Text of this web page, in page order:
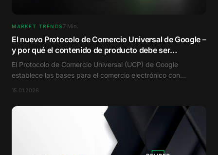
MARKET TRENDS 7 Min.
El nuevo Protocolo de Comercio Universal de Google –
y por qué el contenido de producto debe ser
repensado
El Protocolo de Comercio Universal (UCP) de Google
establece las bases para el comercio electrónico con
15.01.2026